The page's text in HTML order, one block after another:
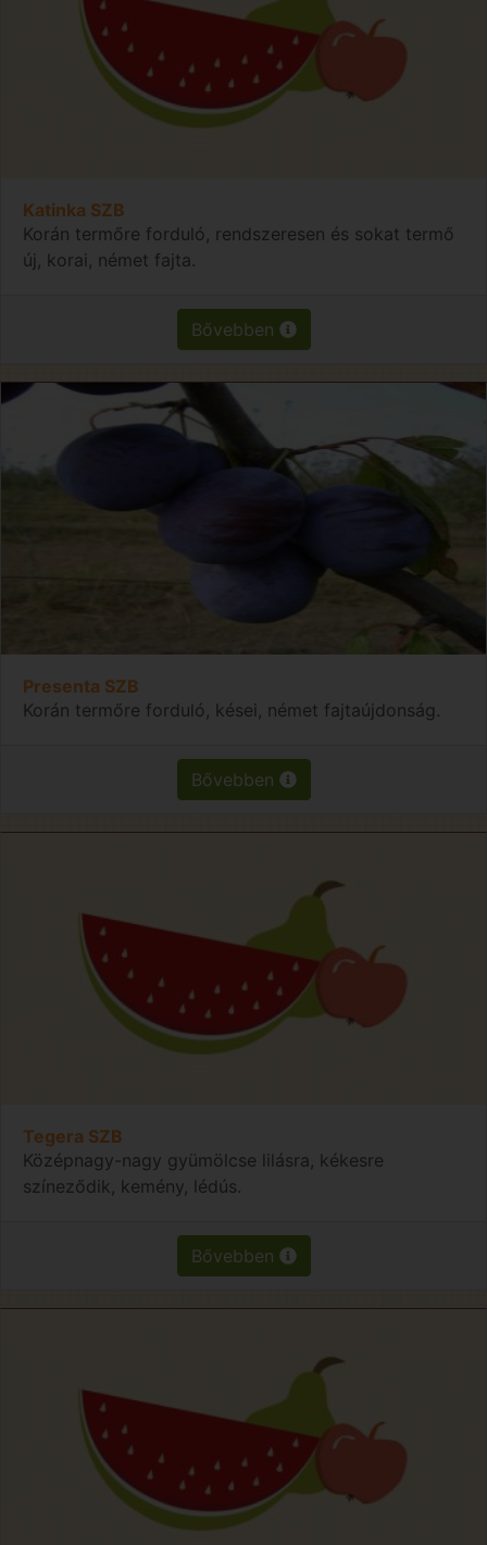
Katinka SZB
Korán termőre forduló, rendszeresen és sokat termő
új, korai, német fajta.
Bővebben
Presenta SZB
Korán termőre forduló, kései, német fajtaújdonság.
Bővebben
Tegera SZB
Középnagy-nagy gyümölcse lilásra, kékesre
színeződik, kemény, lédús.
Bővebben